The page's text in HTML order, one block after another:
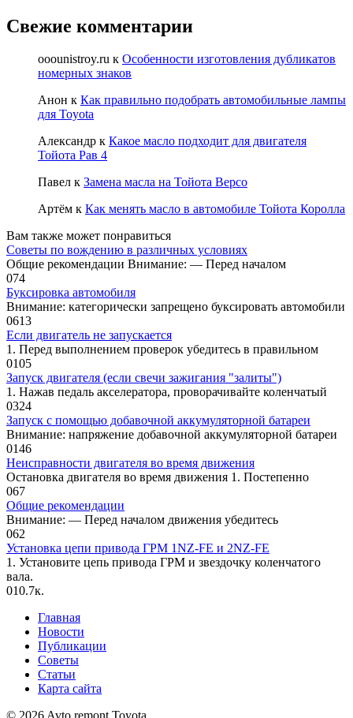
Свежие комментарии
ooounistroy.ru к Особенности изготовления дубликатов
номерных знаков
Анон к Как правильно подобрать автомобильные лампы
для Toyota
Александр к Какое масло подходит для двигателя
Тойота Рав 4
Павел к Замена масла на Тойота Версо
Артём к Как менять масло в автомобиле Тойота Королла
Вам также может понравиться
Советы по вождению в различных условиях
Общие рекомендации Внимание: — Перед началом
074
Буксировка автомобиля
Внимание: категорически запрещено буксировать автомобили
0613
Если двигатель не запускается
1. Перед выполнением проверок убе­дитесь в правильном
0105
Запуск двигателя (если свечи зажигания "залиты")
1. Нажав педаль акселератора, прово­рачивайте коленчатый
0324
Запуск с помощью добавочной аккумуляторной батареи
Внимание: напряжение добавочной аккумуляторной батареи
0146
Неисправности двигателя во время движения
Остановка двигателя во время движения 1. Постепенно
067
Общие рекомендации
Внимание: — Перед началом движения убеди­тесь
062
Установка цепи привода ГРМ 1NZ-FE и 2NZ-FE
1. Установите цепь привода ГРМ и звездочку коленчатого
вала.
010.7к.
Главная
Новости
Публикации
Советы
Статьи
Карта сайта